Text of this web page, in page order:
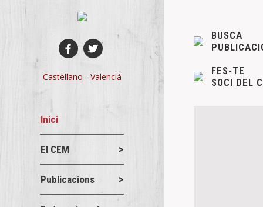
Castellano - Valencià
Inici
El CEM
Publicacions
BUSCA
FES-TE
SOCI DEL